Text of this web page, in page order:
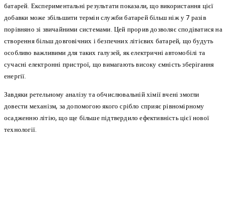
батарей. Експериментальні результати показали, що використання цієї
добавки може збільшити термін служби батарей більш ніж у 7 разів
порівняно зі звичайними системами. Цей прорив дозволяє сподіватися на
створення більш довговічних і безпечних літієвих батарей, що будуть
особливо важливими для таких галузей, як електричні автомобілі та
сучасні електронні пристрої, що вимагають високу ємність зберігання
енергії.
Завдяки ретельному аналізу та обчислювальній хімії вчені змогли
довести механізм, за допомогою якого срібло сприяє рівномірному
осадженню літію, що ще більше підтвердило ефективність цієї нової
технології.